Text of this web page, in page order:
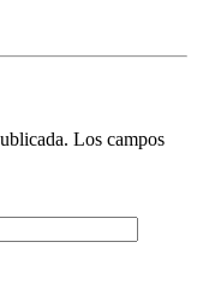
Los campos